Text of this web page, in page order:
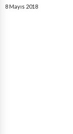
8 Mayıs 2018